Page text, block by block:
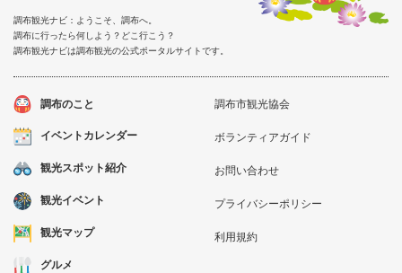
調布観光ナビ：ようこそ、調布へ。
調布に行ったら何しよう？どこ行こう？
調布観光ナビは調布観光の公式ポータルサイトです。
調布のこと
イベントカレンダー
観光スポット紹介
観光イベント
観光マップ
グルメ
調布市観光協会
ボランティアガイド
お問い合わせ
プライバシーポリシー
利用規約